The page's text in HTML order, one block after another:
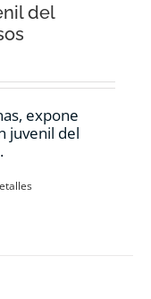
del
expone
juvenil del